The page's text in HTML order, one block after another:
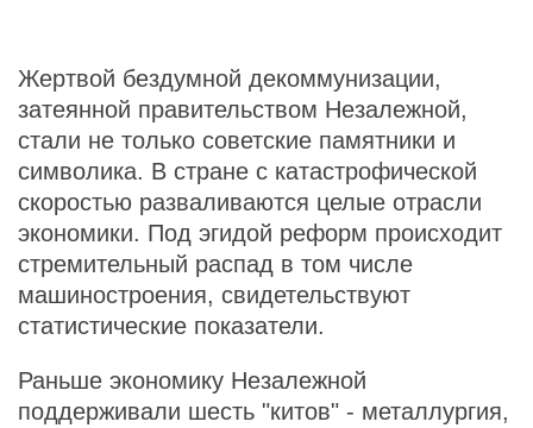
Жертвой бездумной декоммунизации,
затеянной правительством Незалежной,
стали не только советские памятники и
символика. В стране с катастрофической
скоростью разваливаются целые отрасли
экономики. Под эгидой реформ происходит
стремительный распад в том числе
машиностроения, свидетельствуют
статистические показатели.
Раньше экономику Незалежной
поддерживали шесть "китов" - металлургия,